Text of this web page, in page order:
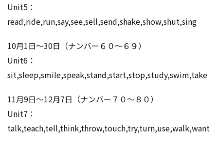
Unit5：
read,ride,run,say,see,sell,send,shake,show,shut,sing
10月1日～30日（ナンバー６０～６９）
Unit6：
sit,sleep,smile,speak,stand,start,stop,study,swim,take
11月9日～12月7日（ナンバー７０～８０）
Unit7：
talk,teach,tell,think,throw,touch,try,turn,use,walk,want